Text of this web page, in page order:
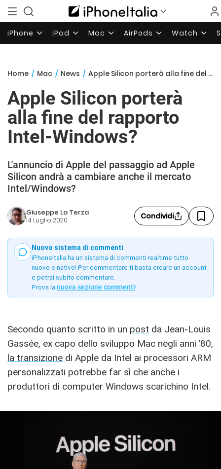
iPhone iPad Mac AirPods Watch
Home / Mac / News / Apple Silicon porterà alla fine del rapporto Intel-Windows?
Apple Silicon porterà
alla fine del rapporto
Intel-Windows?
L'annuncio di Apple del passaggio ad Apple
Silicon andrà a cambiare anche il mercato
Intel/Windows?
Giuseppe La Terza
14 Luglio 2020 Condividi
Nuovo sistema di commenti
iPhoneItalia ha un sistema di commenti realtime tutto
nuovo e nativo! Per commentare ti basta creare un account
e potrai subito commentare.
Prova la nuova sezione commenti!
Secondo quanto scritto in un post da Jean-Louis
Gassée, ex capo dello sviluppo Mac negli anni ’80,
la transizione di Apple da Intel ai processori ARM
personalizzati potrebbe far sì che anche i
produttori di computer Windows scarichino Intel.